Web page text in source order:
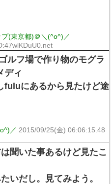
(東京都)＠＼(^o^)／
ルフ場で作り物のモグラ
ディ
fuluにあるから見たけど途
／ 2015/09/25(金) 06:06:15.48
聞いた事あるけど見たこ
いだし。見てみよう。